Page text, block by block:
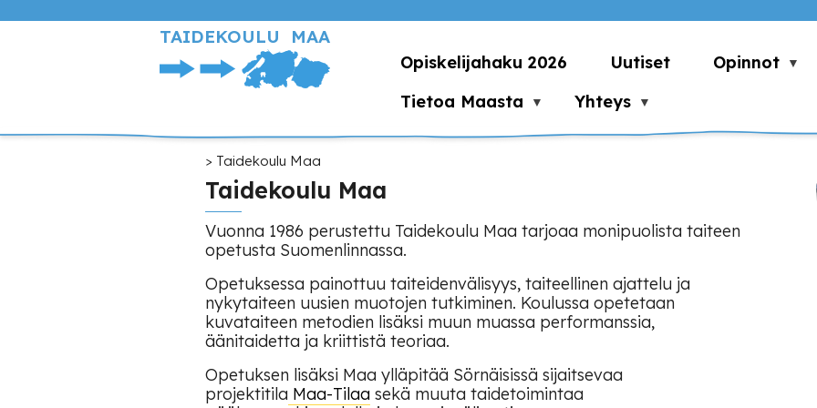
TAIDEKOULU MAA
Opiskelijahaku 2026 Uutiset
Opinnot
Tietoa Maasta
Yhteys
Murupolku
Taidekoulu Maa
Taidekoulu Maa
Vuonna 1986 perustettu Taidekoulu Maa tarjoaa monipuolista taiteen
opetusta Suomenlinnassa.
Opetuksessa painottuu taiteidenvälisyys, taiteellinen ajattelu ja
nykytaiteen uusien muotojen tutkiminen. Koulussa opetetaan
kuvataiteen metodien lisäksi muun muassa performanssia,
äänitaidetta ja kriittistä teoriaa.
Opetuksen lisäksi Maa ylläpitää Sörnäisissä sijaitsevaa
projektitila Maa-Tilaa sekä muuta taidetoimintaa